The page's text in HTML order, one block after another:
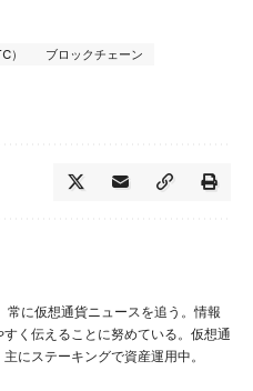
）
ブロックチェーン
に仮想通貨ニュースを追う。情報
く伝えることに努めている。仮想通
にステーキングで資産運用中。